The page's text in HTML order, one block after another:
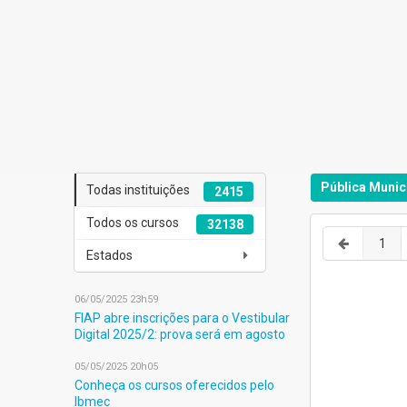
2415
Todas instituições
32138
Todos os cursos
Estados
06/05/2025 23h59
FIAP abre inscrições para o Vestibular
Digital 2025/2: prova será em agosto
05/05/2025 20h05
Conheça os cursos oferecidos pelo
Ibmec
Pública
1